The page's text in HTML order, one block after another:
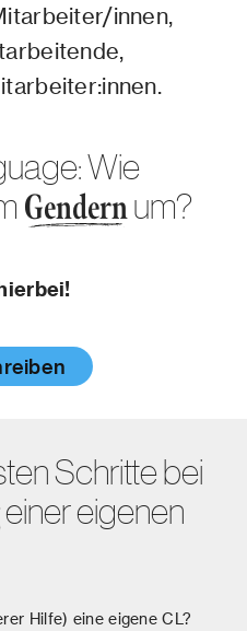
innen,
Wie
Gendernum?
Schritte bei
einer eigenen
Hilfe) eine eigene CL?